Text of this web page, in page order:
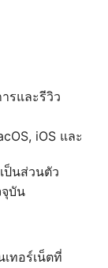
รและรีวิว
iOS และ
ป็นส่วนตัว
บัน
ทอร์เน็ตที่